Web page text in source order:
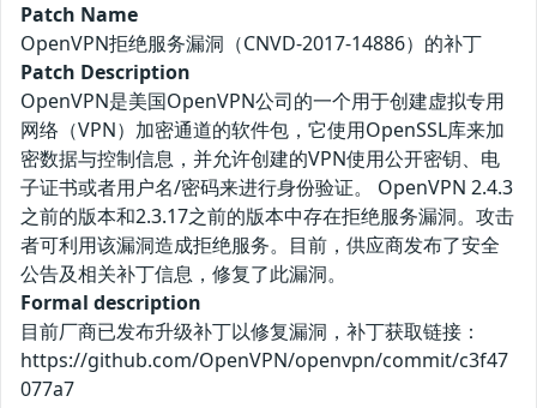
Patch Name
OpenVPN拒绝服务漏洞（CNVD-2017-14886）的补丁
Patch Description
OpenVPN是美国OpenVPN公司的一个用于创建虚拟专用
网络（VPN）加密通道的软件包，它使用OpenSSL库来加
密数据与控制信息，并允许创建的VPN使用公开密钥、电
子证书或者用户名/密码来进行身份验证。 OpenVPN 2.4.3
之前的版本和2.3.17之前的版本中存在拒绝服务漏洞。攻击
者可利用该漏洞造成拒绝服务。目前，供应商发布了安全
公告及相关补丁信息，修复了此漏洞。
Formal description
目前厂商已发布升级补丁以修复漏洞，补丁获取链接：
https://github.com/OpenVPN/openvpn/commit/c3f47
077a7